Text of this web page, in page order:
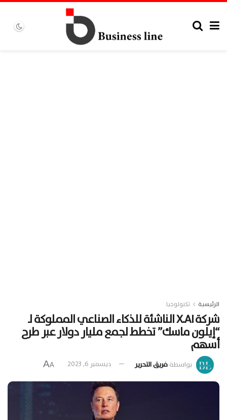
الرئيسية تكنولوجيا
شركة X.AI الناشئة للذكاء الصناعي المملوكة لـ
“إيلون ماسك” تخطط لجمع مليار دولار عبر طرح
أسهم
بواسطةفريق التحرير ديسمبر 6, 2023 A
A